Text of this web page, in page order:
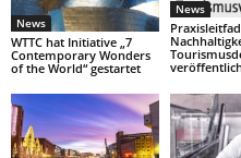
News
WTTC hat Initiative „7
Contemporary Wonders
of the World“ gestartet
News